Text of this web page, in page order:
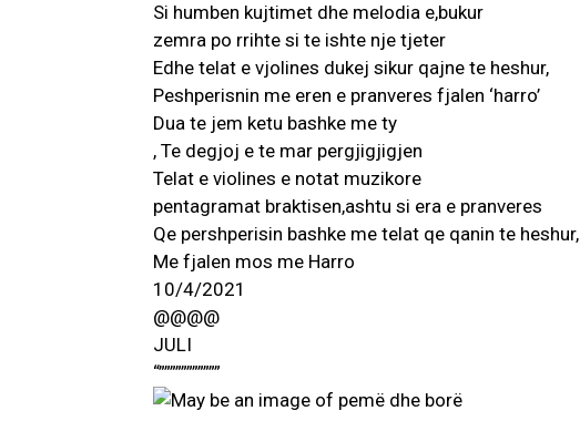
Si humben kujtimet dhe melodia e,bukur
zemra po rrihte si te ishte nje tjeter
Edhe telat e vjolines dukej sikur qajne te heshur,
Peshperisnin me eren e pranveres fjalen ‘harro’
Dua te jem ketu bashke me ty
, Te degjoj e te mar pergjigjigjen
Telat e violines e notat muzikore
pentagramat braktisen,ashtu si era e pranveres
Qe pershperisin bashke me telat qe qanin te heshur,
Me fjalen mos me Harro
10/4/2021
@@@@
JULI
“”””””””””””